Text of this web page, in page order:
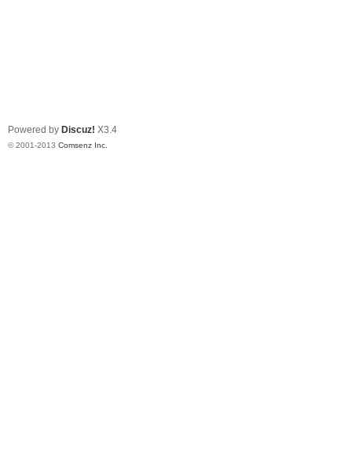
Powered by Discuz! X3.4
© 2001-2013 Comsenz Inc.